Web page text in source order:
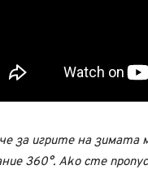
за игрите на
360°. Ако сте